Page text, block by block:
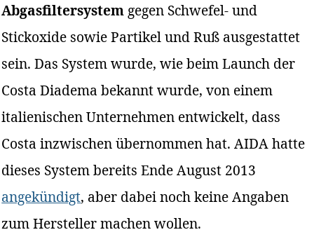
Abgasfiltersystem gegen Schwefel- und
Stickoxide sowie Partikel und Ruß ausgestattet
sein. Das System wurde, wie beim Launch der
Costa Diadema bekannt wurde, von einem
italienischen Unternehmen entwickelt, dass
Costa inzwischen übernommen hat. AIDA hatte
dieses System bereits Ende August 2013
angekündigt, aber dabei noch keine Angaben
zum Hersteller machen wollen.